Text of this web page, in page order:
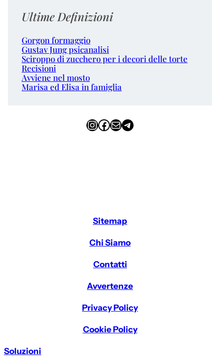
Ultime Definizioni
Gorgon formaggio
Gustav Jung psicanalisi
Sciroppo di zucchero per i decori delle torte
Recisioni
Avviene nel mosto
Marisa ed Elisa in famiglia
InstagramFacebook Email Telegram
Sitemap
Chi Siamo
Contatti
Avvertenze
Privacy Policy
Cookie Policy
Soluzioni